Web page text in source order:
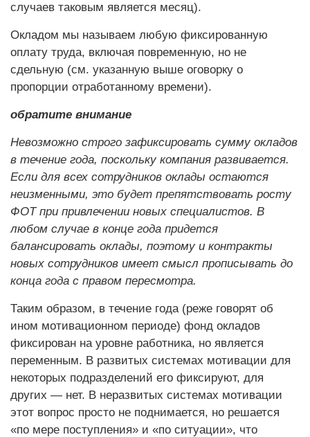
случаев таковым является месяц).
Окладом мы называем любую фиксированную
оплату труда, включая повременную, но не
сдельную (см. указанную выше оговорку о
пропорции отработанному времени).
обратите внимание
Невозможно строго зафиксировать сумму окладов
в течение года, поскольку компания развивается.
Если для всех сотрудников оклады остаются
неизменными, это будет препятствовать росту
ФОТ при привлечении новых специалистов. В
любом случае в конце года придется
балансировать оклады, поэтому и контракты
новых сотрудников имеет смысл прописывать до
конца года с правом пересмотра.
Таким образом, в течение года (реже говорят об
ином мотивационном периоде) фонд окладов
фиксирован на уровне работника, но является
переменным. В развитых системах мотивации для
некоторых подразделений его фиксируют, для
других — нет. В неразвитых системах мотивации
этот вопрос просто не поднимается, но решается
«по мере поступления» и «по ситуации», что